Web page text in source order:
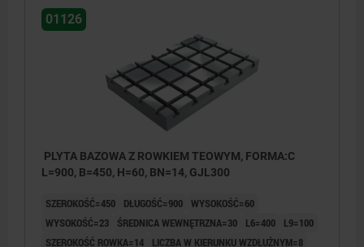
01126
PLYTA BAZOWA Z ROWKIEM TEOWYM, FORMA:C
L=900, B=450, H=60, BN=14, GJL300
SZEROKOŚĆ=450 DŁUGOŚĆ=900 WYSOKOŚĆ=60
WYSOKOŚĆ=23
ŚREDNICA WEWNĘTRZNA=30 L6=400
L9=100
SZEROKOŚĆ ROWKA=14
LICZBA W KIERUNKU WZDŁUŻNYM=8